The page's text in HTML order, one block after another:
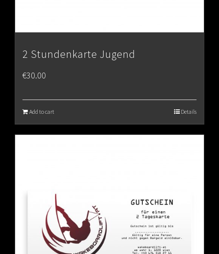
2 Stundenkarte Jugend
€30.00
Add to cart Details